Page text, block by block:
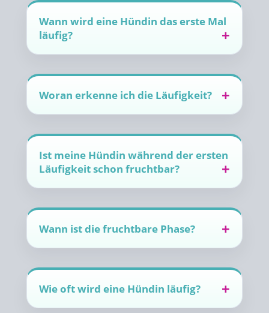
Wann wird eine Hündin das erste Mal
läufig?
Woran erkenne ich die Läufigkeit?
Ist meine Hündin während der ersten
Läufigkeit schon fruchtbar?
Wann ist die fruchtbare Phase?
Wie oft wird eine Hündin läufig?